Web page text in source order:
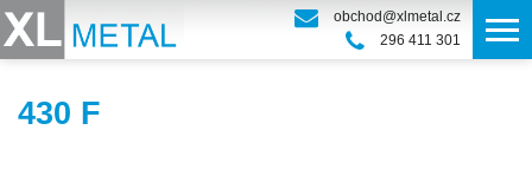
obchod@xlmetal.cz
296 411 301
430 F